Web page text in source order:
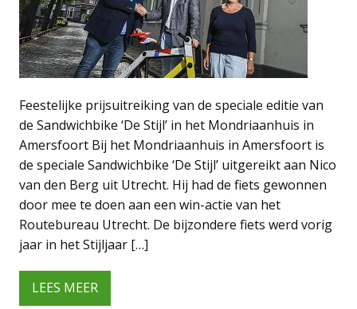
Feestelijke prijsuitreiking van de speciale editie van
de Sandwichbike ‘De Stijl’ in het Mondriaanhuis in
Amersfoort Bij het Mondriaanhuis in Amersfoort is
de speciale Sandwichbike ‘De Stijl’ uitgereikt aan Nico
van den Berg uit Utrecht. Hij had de fiets gewonnen
door mee te doen aan een win-actie van het
Routebureau Utrecht. De bijzondere fiets werd vorig
jaar in het Stijljaar […]
LEES MEER